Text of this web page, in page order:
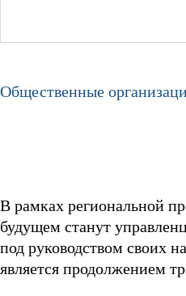
Общественные
В рамках региональной
будущем станут
под руководством своих
является продолжением